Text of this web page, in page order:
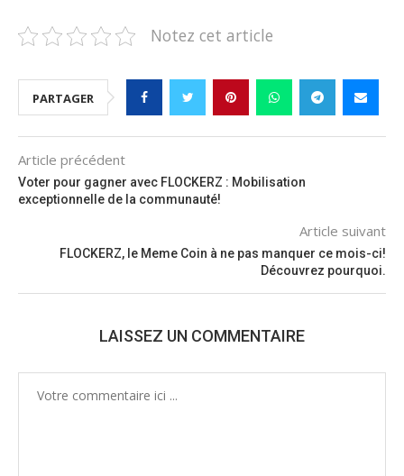
Notez cet article
PARTAGER
Article précédent
Voter pour gagner avec FLOCKERZ : Mobilisation
exceptionnelle de la communauté!
Article suivant
FLOCKERZ, le Meme Coin à ne pas manquer ce mois-ci!
Découvrez pourquoi.
LAISSEZ UN COMMENTAIRE